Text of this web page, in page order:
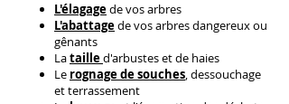
L'élagagede vos arbres
L'abattagede vos arbres dangereux ou
gênants
Latailled'arbustes et de haies
Le rognage de souches, dessouchage
et terrassement